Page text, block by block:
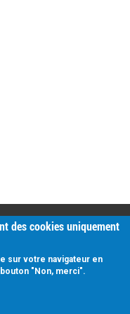
des cookies uniquement
sur votre navigateur en
"Non, merci".